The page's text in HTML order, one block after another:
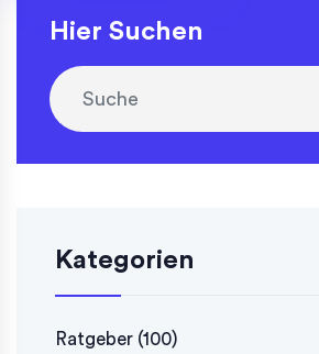
Hier Suchen
Kategorien
Ratgeber (100)